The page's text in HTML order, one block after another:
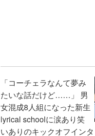
「コーチェラなんて夢み
たいな話だけど……」 男
女混成8人組になった新生
lyrical schoolに涙あり笑
いありのキックオフイン